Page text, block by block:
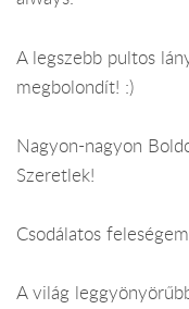
A legszebb pultos
megbolondít! :)
Nagyon-nagyon
Szeretlek!
Csodálatos
A világ